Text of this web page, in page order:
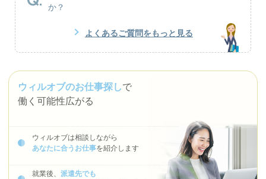
か？
よくあるご質問をもっと見る
ウィルオブのお仕事探しで
働く可能性広がる
ウィルオブは相談しながら
あなたに合うお仕事を紹介します
就業後、 派遣先でも